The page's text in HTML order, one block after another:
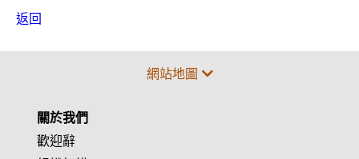
返回
網站地圖
關於我們
歡迎辭